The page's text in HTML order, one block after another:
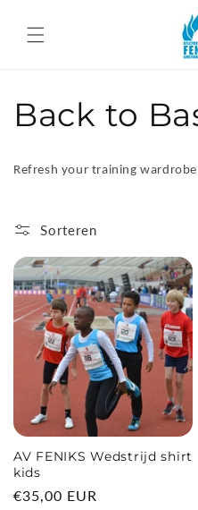
content
C
o
l
e
c
e
:
Back to
Refresh your training
Sorteren
AV FENIKS Wedstrijd shirt
kids
Normale
€35,00 EUR